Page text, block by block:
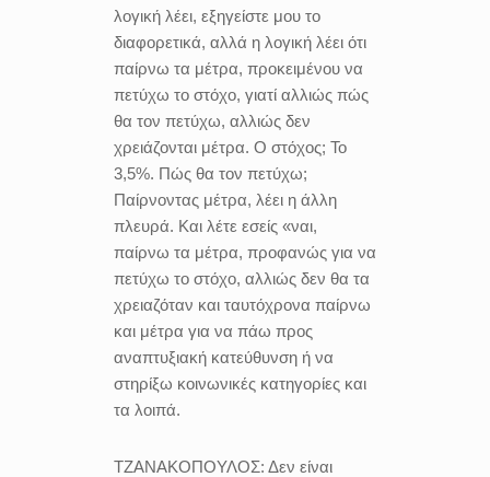
λογική λέει, εξηγείστε μου το
διαφορετικά, αλλά η λογική λέει ότι
παίρνω τα μέτρα, προκειμένου να
πετύχω το στόχο, γιατί αλλιώς πώς
θα τον πετύχω, αλλιώς δεν
χρειάζονται μέτρα. Ο στόχος; Το
3,5%. Πώς θα τον πετύχω;
Παίρνοντας μέτρα, λέει η άλλη
πλευρά. Και λέτε εσείς «ναι,
παίρνω τα μέτρα, προφανώς για να
πετύχω το στόχο, αλλιώς δεν θα τα
χρειαζόταν και ταυτόχρονα παίρνω
και μέτρα για να πάω προς
αναπτυξιακή κατεύθυνση ή να
στηρίξω κοινωνικές κατηγορίες και
τα λοιπά.
ΤΖΑΝΑΚΟΠΟΥΛΟΣ: Δεν είναι